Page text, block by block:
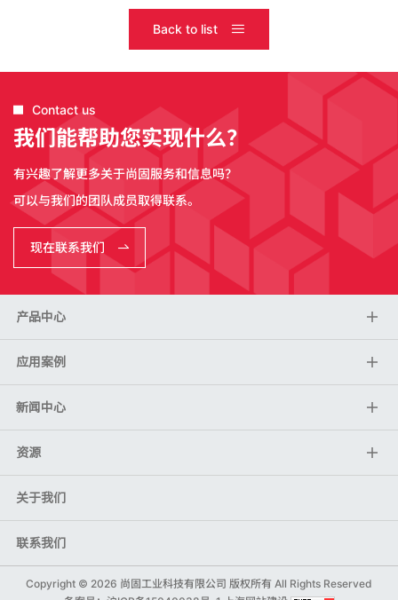
Back to list
Contact us
我们能帮助您实现什么？
有兴趣了解更多关于尚固服务和信息吗？
可以与我们的团队成员取得联系。
现在联系我们
产品中心
应用案例
新闻中心
资源
关于我们
联系我们
Copyright © 2026 尚固工业科技有限公司 版权所有 All Rights Reserved